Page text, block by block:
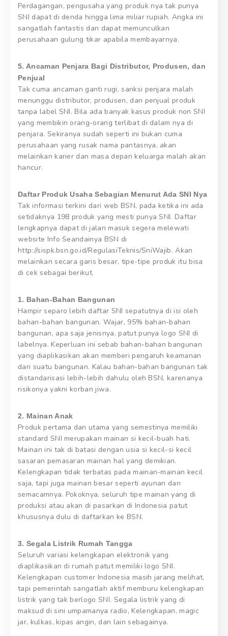
Perdagangan, pengusaha yang produk nya tak punya
SNI dapat di denda hingga lima miliar rupiah. Angka ini
sangatlah fantastis dan dapat memunculkan
perusahaan gulung tikar apabila membayarnya.
5. Ancaman Penjara Bagi Distributor, Produsen, dan
Penjual
Tak cuma ancaman ganti rugi, sanksi penjara malah
menunggu distributor, produsen, dan penjual produk
tanpa label SNI. Bila ada banyak kasus produk non SNI
yang membikin orang-orang terlibat di dalam nya di
penjara. Sekiranya sudah seperti ini bukan cuma
perusahaan yang rusak nama pantasnya, akan
melainkan karier dan masa depan keluarga malah akan
hancur.
Daftar Produk Usaha Sebagian Menurut Ada SNI Nya
Tak informasi terkini dari web BSN, pada ketika ini ada
setidaknya 198 produk yang mesti punya SNI. Daftar
lengkapnya dapat di jalan masuk segera melewati
website Info Seandainya BSN di
http://sispk.bsn.go.id/RegulasiTeknis/SniWajib. Akan
melainkan secara garis besar, tipe-tipe produk itu bisa
di cek sebagai berikut.
1. Bahan-Bahan Bangunan
Hampir separo lebih daftar SNI sepatutnya di isi oleh
bahan-bahan bangunan. Wajar, 95% bahan-bahan
bangunan, apa saja jenisnya, patut punya logo SNI di
labelnya. Keperluan ini sebab bahan-bahan bangunan
yang diaplikasikan akan memberi pengaruh keamanan
dari suatu bangunan. Kalau bahan-bahan bangunan tak
distandarisasi lebih-lebih dahulu oleh BSN, karenanya
risikonya yakni korban jiwa.
2. Mainan Anak
Produk pertama dan utama yang semestinya memiliki
standard SNI merupakan mainan si kecil-buah hati.
Mainan ini tak di batasi dengan usia si kecil-si kecil
sasaran pemasaran mainan hal yang demikian.
Kelengkapan tidak terbatas pada mainan-mainan kecil
saja, tapi juga mainan besar seperti ayunan dan
semacamnya. Pokoknya, seluruh tipe mainan yang di
produksi atau akan di pasarkan di Indonesia patut
khususnya dulu di daftarkan ke BSN.
3. Segala Listrik Rumah Tangga
Seluruh variasi kelengkapan elektronik yang
diaplikasikan di rumah patut memiliki logo SNI.
Kelengkapan customer Indonesia masih jarang melihat,
tapi pemerintah sangatlah aktif memburu kelengkapan
listrik yang tak berlogo SNI. Segala listrik yang di
maksud di sini umpamanya radio, Kelengkapan, magic
jar, kulkas, kipas angin, dan lain sebagainya.